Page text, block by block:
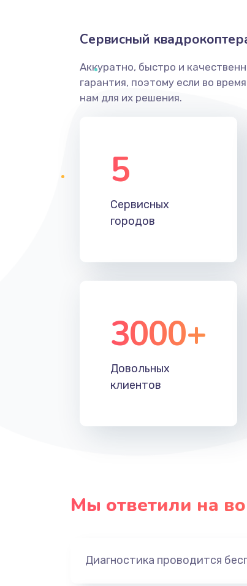
Сервисный
Аккуратно, быстро и
гарантия, поэтому если во
нам для их решения.
5
Сервисных
городов
3000+
Довольных
клиентов
Мы ответили на
Диагностика проводится